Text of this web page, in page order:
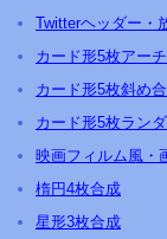
Twitterヘッダー・
カード形5枚アー
カード形5枚斜め
カード形5枚ラン
映画フィルム風・
楕円4枚合成
星形3枚合成